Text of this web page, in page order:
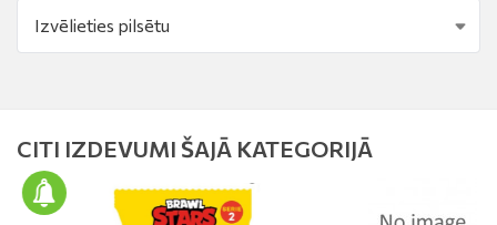
CITI IZDEVUMI ŠAJĀ KATEGORIJĀ